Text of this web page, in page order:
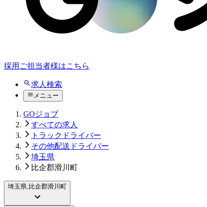
採用ご担当者様はこちら
求人検索
メニュー
GOジョブ
すべての求人
トラックドライバー
その他配送ドライバー
埼玉県
比企郡滑川町
埼玉県,比企郡滑川町